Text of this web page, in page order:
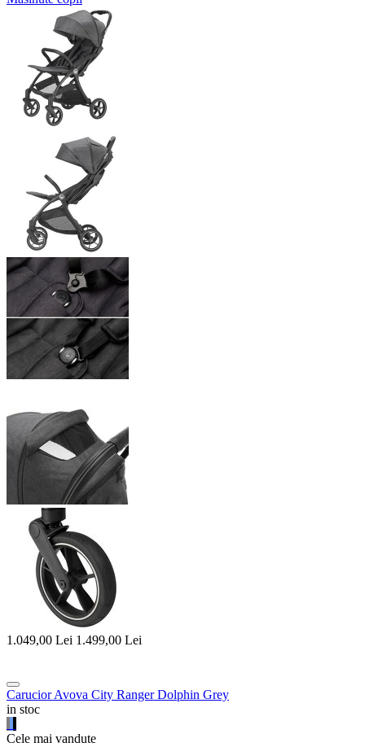
1.049,00 Lei 1.499,00 Lei
Carucior Avova City Ranger Dolphin Grey
in stoc
Cele mai vandute